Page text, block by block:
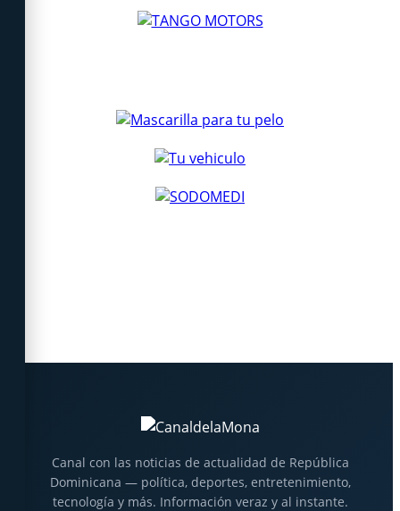
Canal con las noticias de actualidad de República
Dominicana — política, deportes, entretenimiento,
tecnología y más. Información veraz y al instante.